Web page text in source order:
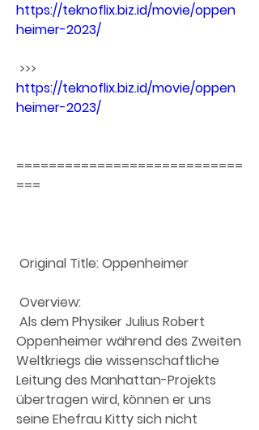
https://teknoflix.biz.id/movie/oppen
heimer-2023/
https://teknoflix.biz.id/movie/oppen
heimer-2023/
============================
===
Original Title: Oppenheimer
Overview:
Oppenheimer während des Zweiten
Weltkriegs die wissenschaftliche
Leitung des Manhattan-Projekts
übertragen wird, können er uns
seine Ehefrau Kitty sich nicht